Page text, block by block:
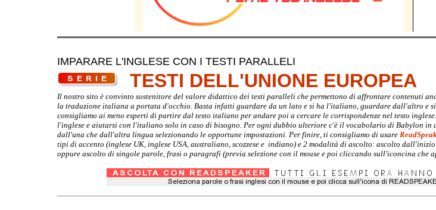
IMPARARE L'INGLESE CON I TESTI PARALLELI
TESTI DELL'UNIONE EUROPEA
Il nostro sito è convinto sostenitore del valore didattico dei testi paralleli che permettono di affrontare contenuti
la traduzione italiana a portata d'occhio. Basta infatti guardare da un lato e si ha l'italiano, guardare dall'altro e
consigliamo ai meno esperti di partire dal testo italiano per andare poi a cercare le corrispondenze nel testo
l'inglese e aiutarsi con l'italiano solo in caso di bisogno. Per ogni dubbio ulteriore c'è il vocabolario di Babylon in
dall'una che dall'altra lingua selezionando le opportune impostazioni. Per finire, ti consigliamo di usare
tipi di accento (inglese UK, inglese USA, australiano, scozzese e indiano) e 2 modalità di ascolto: ascolto
oppure ascolto di singole parole, frasi o paragrafi (previa selezione con il mouse e poi cliccando sull'iconcina che